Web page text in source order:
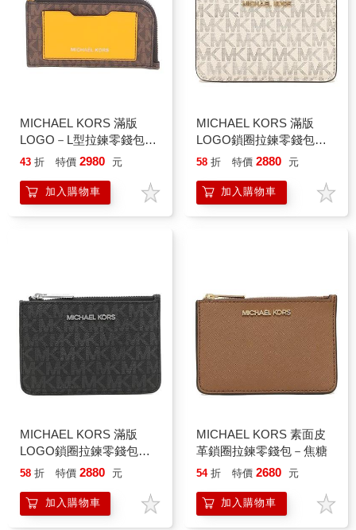
MICHAEL KORS 滿版
LOGO－L型拉鍊零錢包－
咖桔黃
43 折 特價 2980 元
加入購物車
MICHAEL KORS 滿版
LOGO鎖圈拉鍊零錢包－
香草白
58 折 特價 2880 元
加入購物車
MICHAEL KORS 滿版
LOGO鎖圈拉鍊零錢包－
黑灰
58 折 特價 2880 元
加入購物車
MICHAEL KORS 素面皮
革鎖圈拉鍊零錢包－焦糖
54 折 特價 2680 元
加入購物車